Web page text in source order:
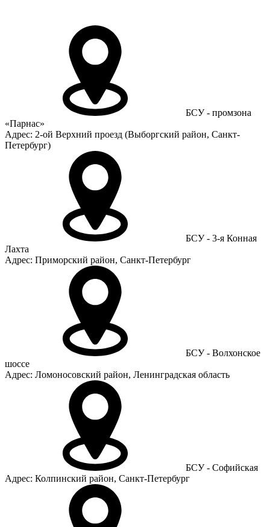
БСУ - промзона
«Парнас»
Адрес: 2-ой Верхний проезд (Выборгский район, Санкт-
Петербург)
БСУ - 3-я Конная
Лахта
Адрес: Приморский район, Санкт-Петербург
БСУ - Волхонское
шоссе
Адрес: Ломоносовский район, Ленинградская область
БСУ - Софийская
Адрес: Колпинский район, Санкт-Петербург